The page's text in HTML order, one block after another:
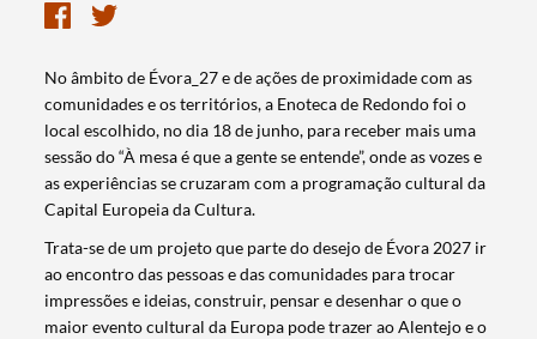
No âmbito de Évora_27 e de ações de proximidade com as
comunidades e os territórios, a Enoteca de Redondo foi o
local escolhido, no dia 18 de junho, para receber mais uma
sessão do “À mesa é que a gente se entende”, onde as vozes e
as experiências se cruzaram com a programação cultural da
Capital Europeia da Cultura.
Trata-se de um projeto que parte do desejo de Évora 2027 ir
ao encontro das pessoas e das comunidades para trocar
impressões e ideias, construir, pensar e desenhar o que o
maior evento cultural da Europa pode trazer ao Alentejo e o